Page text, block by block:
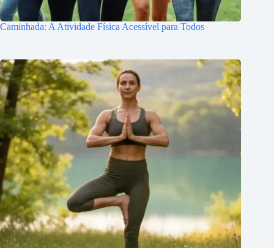
Caminhada: A Atividade Física Acessível para Todos